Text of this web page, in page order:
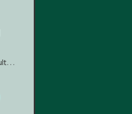
Dä 3. Stock, Kultur hoch 3